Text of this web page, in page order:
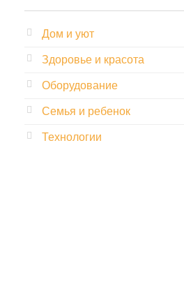
Дом и уют
Здоровье и красота
Оборудование
Семья и ребенок
Технологии